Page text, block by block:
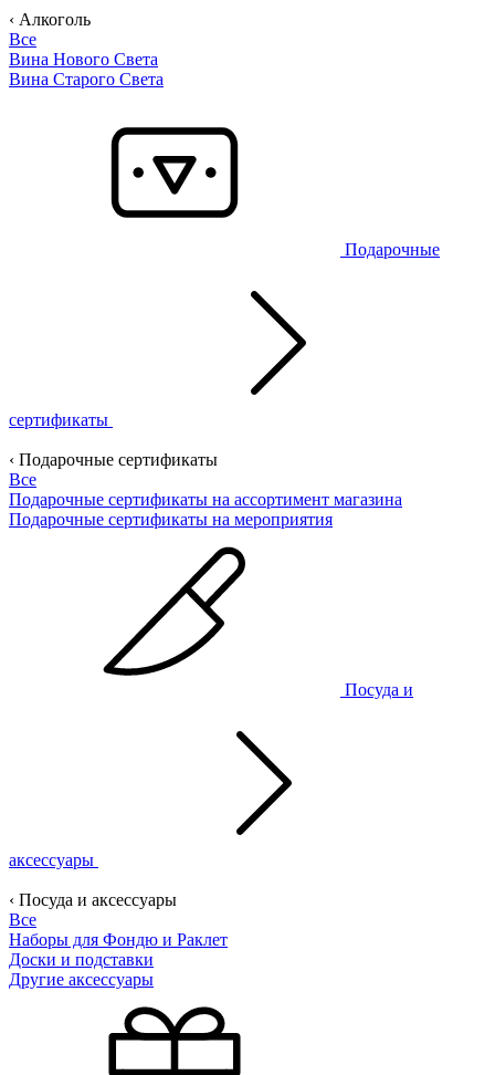
‹ Алкоголь
Все
Вина Нового Света
Вина Старого Света
Подарочные
сертификаты
‹ Подарочные сертификаты
Все
Подарочные сертификаты на ассортимент магазина
Подарочные сертификаты на мероприятия
Посуда и
аксессуары
‹ Посуда и аксессуары
Все
Наборы для Фондю и Раклет
Доски и подставки
Другие аксессуары